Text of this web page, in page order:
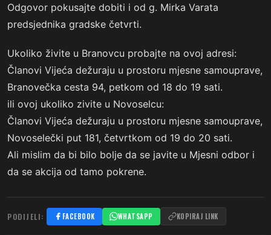
Odgovor pokusajte dobiti i od g. Mirka Varata
predsjednika gradske četvrti.
Ukoliko živite u Branovcu probajte na ovoj adresi:
Članovi Vijeća dežuraju u prostoru mjesne samouprave,
Branovečka cesta 94, petkom od 18 do 19 sati.
ili ovoj ukoliko zivite u Novoselcu:
Članovi Vijeća dežuraju u prostoru mjesne samouprave,
Novoselečki put 181, četvrtkom od 19 do 20 sati.
Ali mislim da bi bilo bolje da se javite u Mjesni odbor i
da se akcija od tamo pokrene.
PODIJELI: FACEBOOK WHATSAPP KOPIRAJ LINK